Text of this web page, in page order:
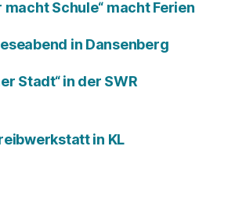
macht Schule“ macht Ferien
in Dansenberg
Stadt“ in der SWR
in KL